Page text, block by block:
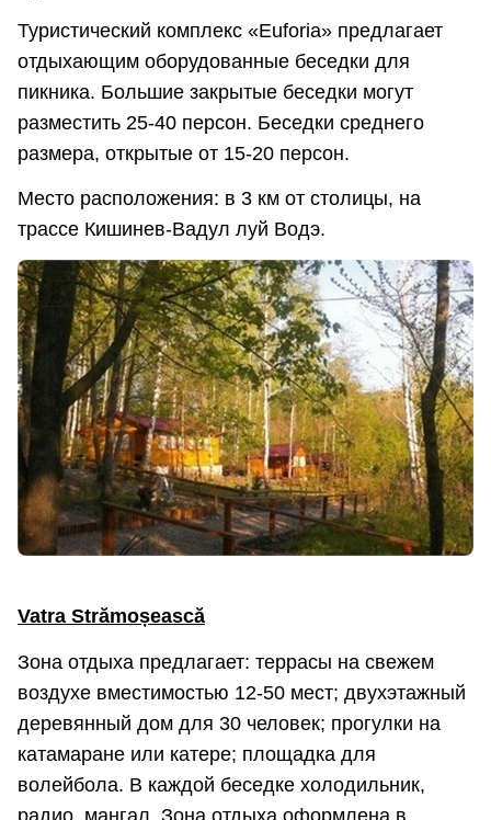
Туристический комплекс «Euforia» предлагает
отдыхающим оборудованные беседки для
пикника. Большие закрытые беседки могут
разместить 25-40 персон. Беседки среднего
размера, открытые от 15-20 персон.
Место расположения: в 3 км от столицы, на
трассе Кишинев-Вадул луй Водэ.
Vatra Strămoșească
Зона отдыха предлагает: террасы на свежем
воздухе вместимостью 12-50 мест; двухэтажный
деревянный дом для 30 человек; прогулки на
катамаране или катере; площадка для
волейбола. В каждой беседке холодильник,
радио, мангал. Зона отдыха оформлена в